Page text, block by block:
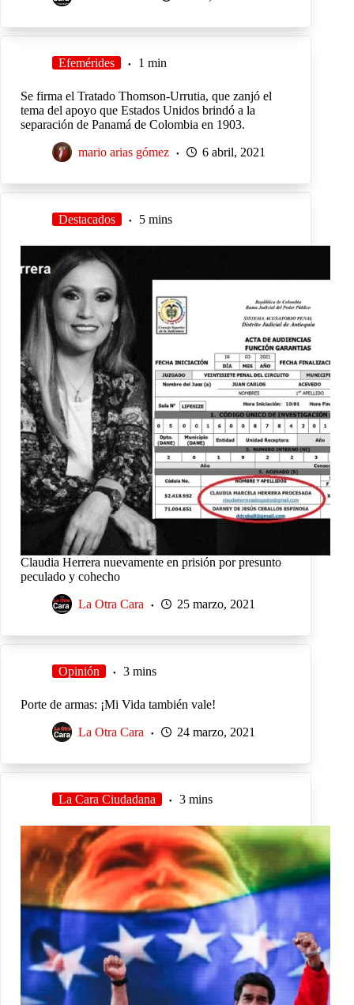
Efemérides 1 min
Se firma el Tratado Thomson-Urrutia, que zanjó el
tema del apoyo que Estados Unidos brindó a la
separación de Panamá de Colombia en 1903.
mario arias gómez 6 abril, 2021
Destacados 5 mins
Claudia Herrera nuevamente en prisión por presunto
peculado y cohecho
La Otra Cara 25 marzo, 2021
Opinión 3 mins
Porte de armas: ¡Mi Vida también vale!
La Otra Cara 24 marzo, 2021
La Cara Ciudadana 3 mins